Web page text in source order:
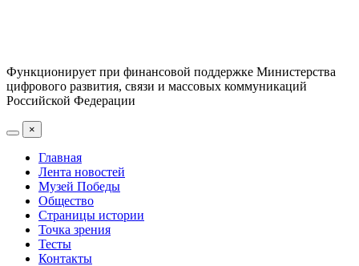
Функционирует при финансовой поддержке Министерства
цифрового развития, связи и массовых коммуникаций
Российской Федерации
×
Главная
Лента новостей
Музей Победы
Общество
Страницы истории
Точка зрения
Тесты
Контакты